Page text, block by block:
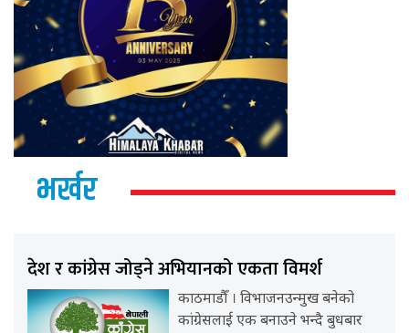
भर्खर
देश र कांग्रेस जोड्ने अभियानको एकता विमर्श
काठमाडौँ । विभाजनउन्मुख बनेको
कांग्रेसलाई एक बनाउने भन्दै बुधबार